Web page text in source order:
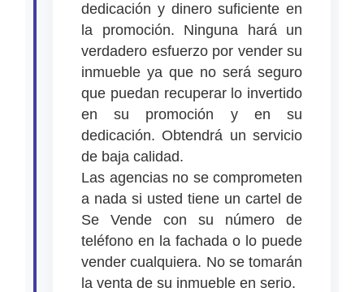
dedicación y dinero suficiente en
la promoción. Ninguna hará un
verdadero esfuerzo por vender su
inmueble ya que no será seguro
que puedan recuperar lo invertido
en su promoción y en su
dedicación. Obtendrá un servicio
de baja calidad.
Las agencias no se comprometen
a nada si usted tiene un cartel de
Se Vende con su número de
teléfono en la fachada o lo puede
vender cualquiera. No se tomarán
la venta de su inmueble en serio.